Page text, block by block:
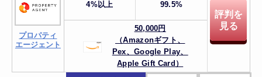
プロパティ
エージェント
4%以上 99.5%
評判を
見る
50,000円
（Amazonギフト、
Pex、 Google Play、
Apple Gift Card）